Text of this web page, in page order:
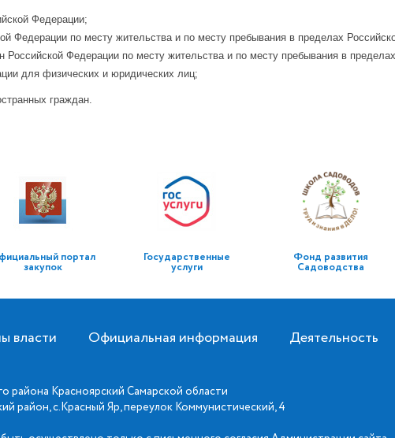
Федерации;
Федерации по месту жительства и по месту пребывания в пределах
Российской Федерации по месту жительства и по месту пребывания в
для физических и юридических лиц;
граждан.
портал
закупок
Государственные
услуги
Фонд развития
Садоводства
власти Официальная информация Деятельность
Красноярский Самарской области
район, с.Красный Яр, переулок Коммунистический, 4